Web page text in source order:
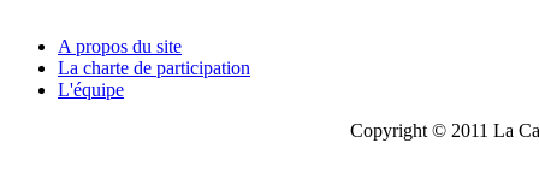
A propos du site
La charte de participation
L'équipe
Copyright © 2011 La